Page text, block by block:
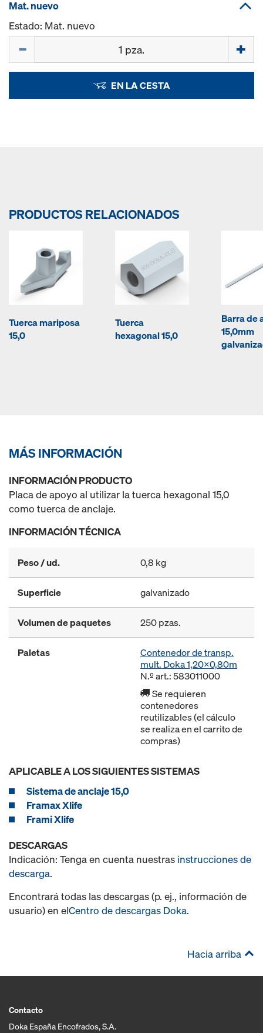
Mat. nuevo
Estado: Mat. nuevo
EN LA CESTA
PRODUCTOS RELACIONADOS
Tuerca mariposa
15,0
Tuerca
hexagonal 15,0
Barra de
15,0mm
MÁS INFORMACIÓN
INFORMACIÓN PRODUCTO
Placa de apoyo al utilizar la tuerca hexagonal 15,0
como tuerca de anclaje.
INFORMACIÓN TÉCNICA
Peso / ud. 0,8 kg
Superficie galvanizado
Volumen de paquetes 250 pzas.
Paletas
Contenedor de transp.
mult. Doka 1,20x0,80m
N.º art.: 583011000
Se requieren
contenedores
reutilizables (el cálculo
se realiza en el carrito de
compras)
APLICABLE A LOS SIGUIENTES SISTEMAS
Sistema de anclaje 15,0
Framax Xlife
Frami Xlife
DESCARGAS
Indicación: Tenga en cuenta nuestras instrucciones de
descarga.
Encontrará todas las descargas (p. ej., información de
usuario) en elCentro de descargas Doka.
Hacia arriba
Contacto
Doka España Encofrados, S.A.